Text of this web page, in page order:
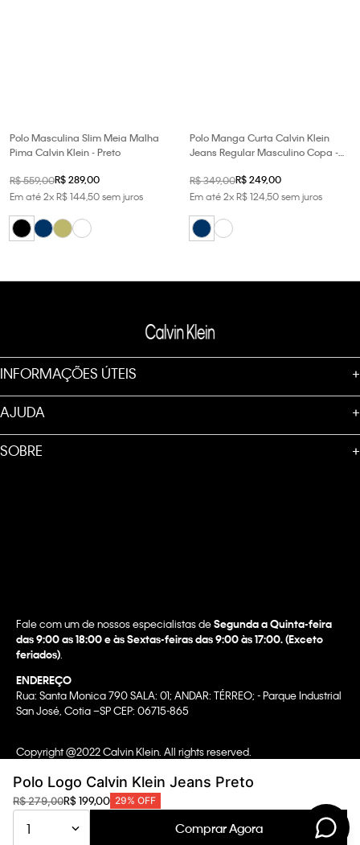
Polo Logo Calvin Klein Jeans Preto
R$279,00R$199,00 29% OFF
1 Comprar Agora
Polo Masculina Slim Meia Malha
Pima Calvin Klein - Preto
R$559,00R$289,00
Em até2xR$14450sem juros
Polo Manga Curta Calvin Klein
Jeans Regular Masculino Copa -
R$349,00R$249,00
Em até2xR$12450sem juros
INFORMAÇÕES ÚTEIS +
AJUDA +
SOBRE +
Fale com um de nossos especialistas deSegunda a Quinta-feira
das 9:00 as 18:00 e às Sextas-feiras das 9:00 às 17:00. (Exceto
feriados)
ENDEREÇO
Rua: Santa Monica 790 SALA: 01; ANDAR: TÉRREO; - Parque Industrial
San José, Cotia –SP CEP: 06715-865
Copyright @2022 Calvin Klein. All rights reserved.
CNPJ 07.296.319/0058-90
CA Transparency In Supply Chain & UK Modern Slavery Statement |
Privacy Policy | Terms & Conditions